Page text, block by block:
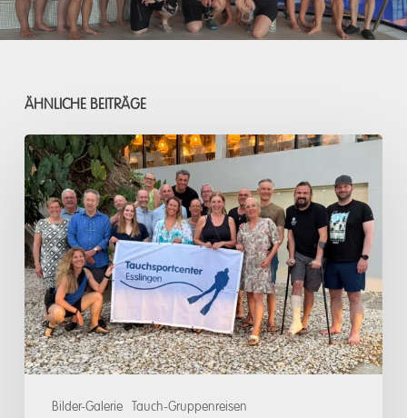
ÄHNLICHE BEITRÄGE
Bilder-Galerie Tauch-Gruppenreisen
Acacia
Resort,
Anilao/Philippinen
12.03.2026
–
28.03.2026